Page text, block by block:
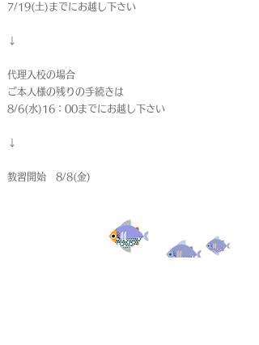
7/19(土)までにお越し下さい
↓
代理入校の場合
ご本人様の残りの手続きは
8/6(水)16：00までにお越し下さい
↓
教習開始 8/8(金)